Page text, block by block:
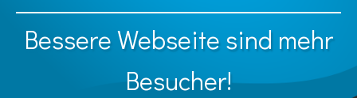
Bessere Webseite sind mehr
Besucher!